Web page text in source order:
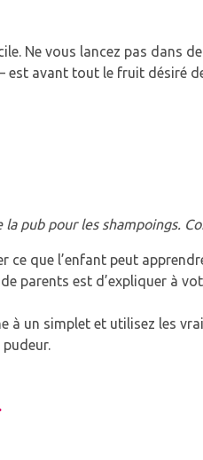
Ne vous lancez pas dans
avant tout le fruit désiré
pub pour les shampoings.
que l’enfant peut
parents est d’expliquer à
un simplet et utilisez les